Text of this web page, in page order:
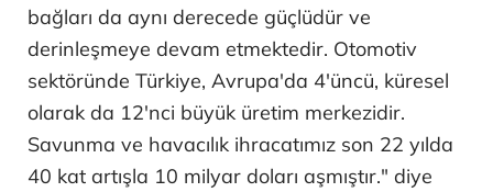
bağları da aynı derecede güçlüdür ve
derinleşmeye devam etmektedir. Otomotiv
sektöründe Türkiye, Avrupa'da 4'üncü, küresel
olarak da 12'nci büyük üretim merkezidir.
Savunma ve havacılık ihracatımız son 22 yılda
40 kat artışla 10 milyar doları aşmıştır." diye